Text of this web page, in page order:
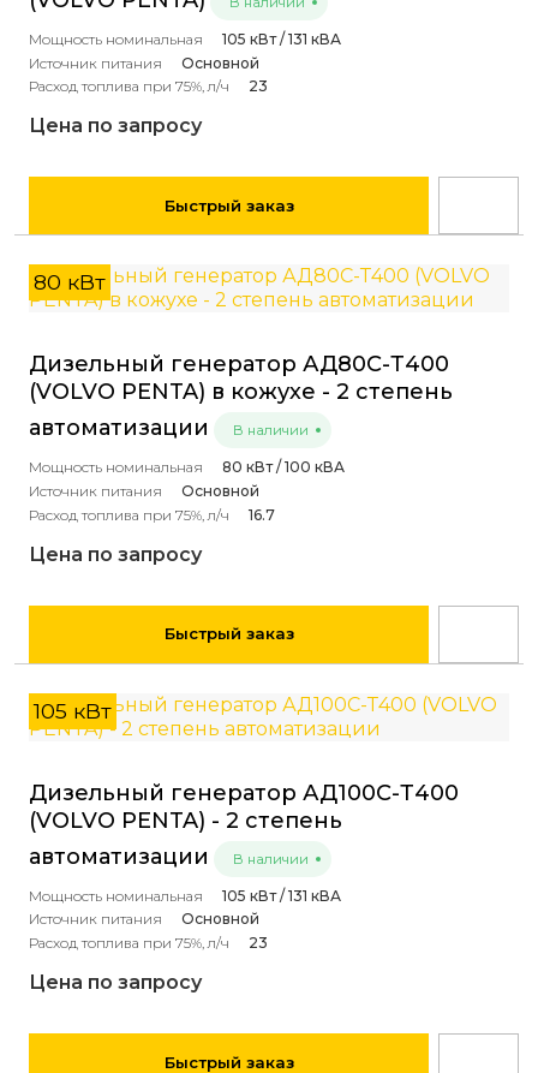
Мощность номинальная
105 кВт / 131 кВА
Источник питания
Основной
Расход топлива при 75%, л/ч
23
Цена по запросу
Быстрый заказ
80 кВт
Дизельный генератор АД80С-Т400
(VOLVO PENTA) в кожухе - 2 степень
автоматизации
В наличии
Мощность номинальная
80 кВт / 100 кВА
Источник питания
Основной
Расход топлива при 75%, л/ч
16.7
Цена по запросу
Быстрый заказ
105 кВт
Дизельный генератор АД100С-Т400
(VOLVO PENTA) - 2 степень
автоматизации
В наличии
Мощность номинальная
105 кВт / 131 кВА
Источник питания
Основной
Расход топлива при 75%, л/ч
23
Цена по запросу
Быстрый заказ